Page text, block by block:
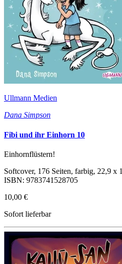
Ullmann Medien
Dana Simpson
Fibi und ihr Einhorn 10
Einhornflüstern!
Softcover, 176 Seiten, farbig, 22,9 x
ISBN: 9783741528705
10,00 €
Sofort lieferbar